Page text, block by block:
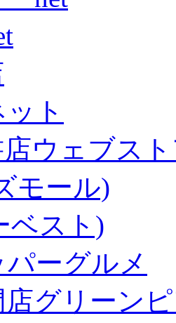
ト
ウェブス
モール)
ベスト)
ーグルメ
店グリーン